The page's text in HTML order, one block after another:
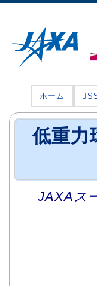
ホーム
低重力
JAXAス